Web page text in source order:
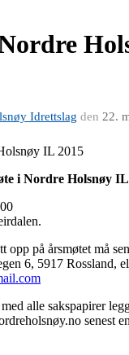
Idrettslag den 22.
i Nordre Holsnøy IL
opp på årsmøtet må
6, 5917 Rossland,
alle sakspapirer
senest